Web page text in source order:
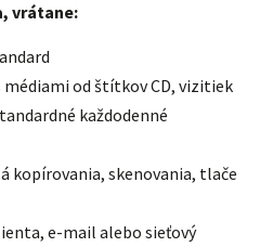
vrátane:
od štítkov CD, vizitiek
každodenné
kopírovania, skenovania, tlače
e-mail alebo sieťový